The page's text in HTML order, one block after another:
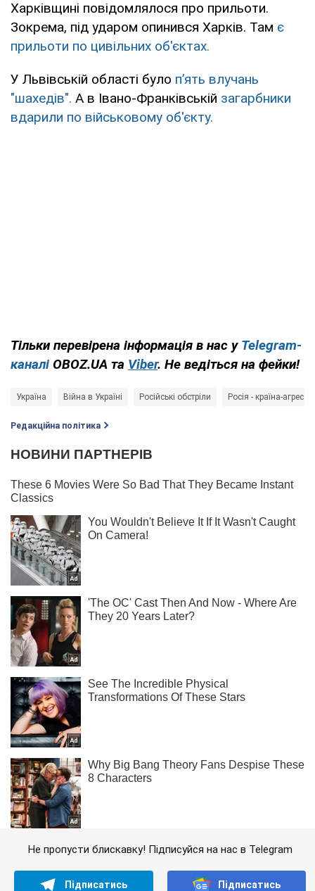
Харківщині повідомлялося про прильоти.
Зокрема, під ударом опинився Харків. Там є
прильоти по цивільних об'єктах.
У Львівській області було п’ять влучань
"шахедів". А в Івано-Франківській загарбники
вдарили по військовому об'єкту.
Тільки перевірена інформація в нас у Telegram-
каналі OBOZ.UA та Viber. Не ведіться на фейки!
Україна Війна в Україні Російські обстріли Росія - країна-агресор
Редакційна політика
Не пропусти блискавку! Підписуйся на нас в Telegram
Підписатись Підписатись